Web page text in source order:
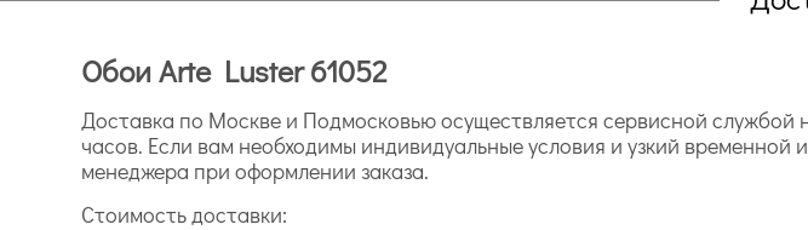
Обои Arte Luster 61052
Доставка по Москве и Подмосковью осуществляется сервисной
часов. Если вам необходимы индивидуальные условия и узкий
менеджера при оформлении заказа.
Стоимость доставки: